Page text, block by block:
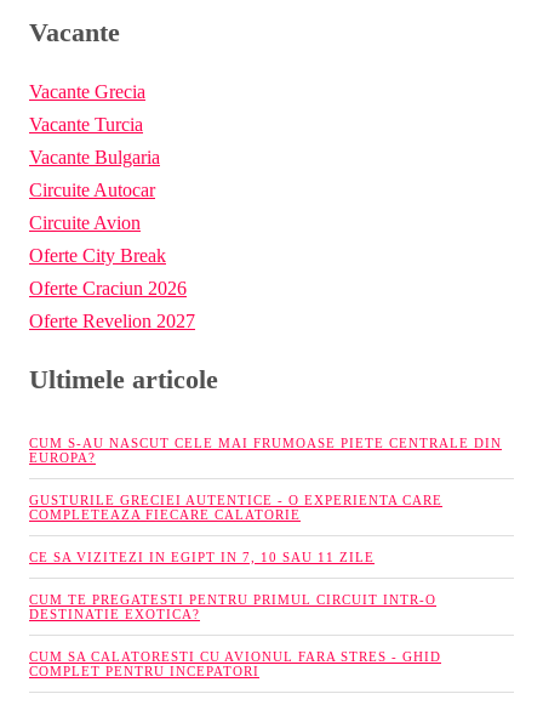
Vacante
Vacante Grecia
Vacante Turcia
Vacante Bulgaria
Circuite Autocar
Circuite Avion
Oferte City Break
Oferte Craciun 2026
Oferte Revelion 2027
Ultimele articole
CUM S-AU NASCUT CELE MAI FRUMOASE PIETE CENTRALE DIN
EUROPA?
GUSTURILE GRECIEI AUTENTICE - O EXPERIENTA CARE
COMPLETEAZA FIECARE CALATORIE
CE SA VIZITEZI IN EGIPT IN 7, 10 SAU 11 ZILE
CUM TE PREGATESTI PENTRU PRIMUL CIRCUIT INTR-O
DESTINATIE EXOTICA?
CUM SA CALATORESTI CU AVIONUL FARA STRES - GHID
COMPLET PENTRU INCEPATORI